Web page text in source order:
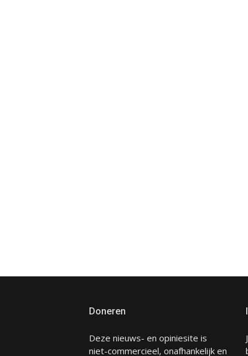
Doneren
Deze nieuws- en opiniesite is
niet-commercieel, onafhankelijk en